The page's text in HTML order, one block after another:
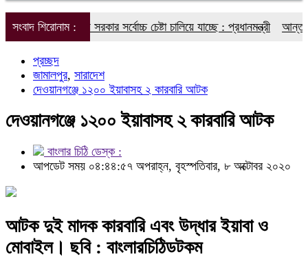
সংবাদ শিরোনাম :
মোকাবিলায় সরকার সর্বোচ্চ চেষ্টা চালিয়ে যাচ্ছে : প্রধানমন্ত্রী আন্তর্জাতিক
প্রচ্ছদ
জামালপুর, সারাদেশ
দেওয়ানগঞ্জে ১২০০ ইয়াবাসহ ২ কারবারি আটক
দেওয়ানগঞ্জে ১২০০ ইয়াবাসহ ২ কারবারি আটক
বাংলার চিঠি ডেস্ক :
আপডেট সময় ০৪:৪৪:৫৭ অপরাহ্ন, বৃহস্পতিবার, ৮ অক্টোবর ২০২০
আটক দুই মাদক কারবারি এবং উদ্ধার ইয়াবা ও
মোবাইল। ছবি : বাংলারচিঠিডটকম